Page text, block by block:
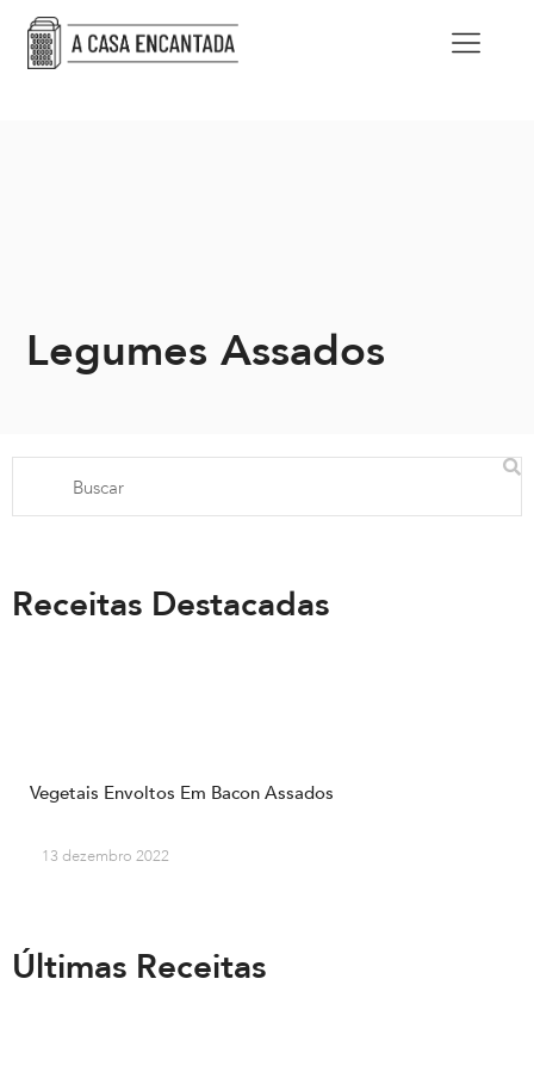
Legumes Assados
Receitas Destacadas
Vegetais Envoltos Em Bacon Assados
13 dezembro 2022
Últimas Receitas